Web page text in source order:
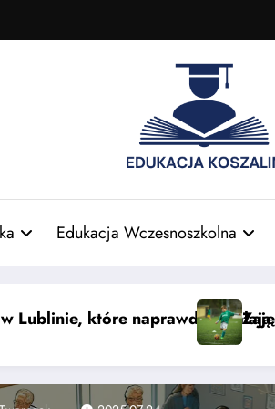
Edukacja Wczesnoszkolna
dla dzieci — nauka i zabawa
Smaki